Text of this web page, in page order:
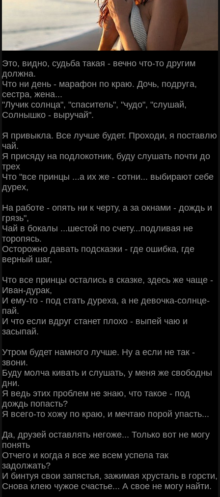
Это, видно, судьба такая - вечно что-то другим
должна.
Что ни день - марафон по краю. Дочь, подруга,
сестра, жена...
"Лучик солнца", "спаситель", "чудо", "слушай,
Солнышко - выручай".
Я привыкла. Все лучше будет. Проходи, я поставлю
чай.
Я присяду на подлокотник, буду слушать почти до
трех
Что "все принцы ...а их же - сотни... выбирают себе
дурех,
На работе - опять ни к черту, а за окнами - дождь и
грязь",
Чай в бокалы ...шестой по счету...подливая не
торопясь.
Осторожно давать подсказки - где ошибка, где
верный шаг,
Что все принцы остались в сказке, здесь же чаще -
Иван-дурак,
И ему-то - под стать дуреха, а не девочка-солнце-
пай.
И что если вдруг станет плохо - выпей чаю и
засыпай.
Утром будет намного лучше. Ну а если не так -
звони.
Буду молча кивать и слушать, у меня же свободны
дни.
Я ведь этих проблем не знаю, что такое - под
дождь попасть?
Я всего-то хожу по краю, и мечтаю порой упасть...
Да, друзей оставлять негоже... Только вот не могу
понять
Отчего и когда я все же всем успела так
задолжать?
И бинтуя свои запястья, зажимая хрусталь в горсти,
Снова клею чужое счастье... А свое не могу найти.